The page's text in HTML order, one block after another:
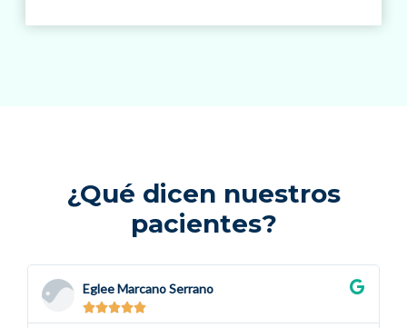
¿Qué dicen nuestros
pacientes?
Eglee Marcano Serrano
